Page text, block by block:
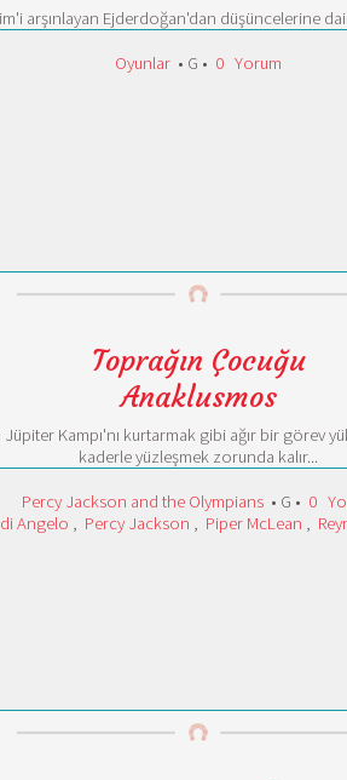
arşınlayan Ejderdoğan'dan düşüncelerine
Oyunlar • G • 0 Yorum
Toprağın Çocuğu
Anaklusmos
Kampı'nı kurtarmak gibi ağır bir
kaderle yüzleşmek zorunda kalır...
Percy Jackson and the Olympians • G • 0
Angelo , Percy Jackson , Piper McLean ,